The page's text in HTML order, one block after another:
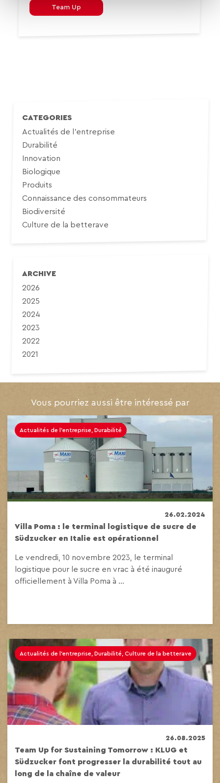
CATEGORIES
Actualités de l'entreprise
Durabilité
Innovation
Biologique
Produits
Connaissance des consommateurs
Biodiversité
Culture de la betterave
ARCHIVE
2026
2025
2024
2023
2022
2021
Team Up
Vous pourriez aussi être intéressé par
Actualités de l'entreprise, Durabilité
26.02.2024
Villa Poma : le terminal logistique de sucre de
Südzucker en Italie est opérationnel
Le vendredi, 10 novembre 2023, le terminal
logistique pour le sucre en vrac à été inauguré
officiellement à Villa Poma à ...
Actualités de l'entreprise, Durabilité, Culture de la betterave
26.08.2025
Team Up for Sustaining Tomorrow : KLUG et
Südzucker font progresser la durabilité tout au
long de la chaîne de valeur